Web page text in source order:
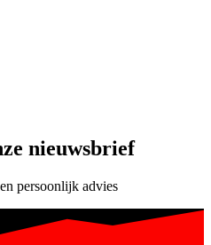
nieuwsbrief
persoonlijk advies